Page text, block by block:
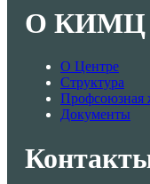
О КИМЦ
О Центре
Структура
Профсоюзная
Документы